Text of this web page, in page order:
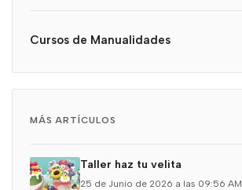
Cursos de Manualidades
MÁS ARTÍCULOS
Taller haz tu velita
25 de Junio de 2026 a las 09:56 AM